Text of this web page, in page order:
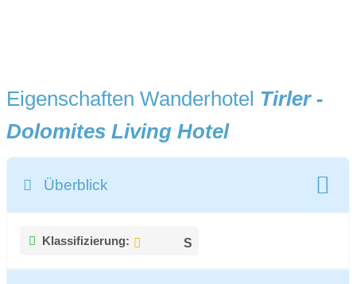
Eigenschaften Wanderhotel Tirler -
Dolomites Living Hotel
Überblick
Klassifizierung: